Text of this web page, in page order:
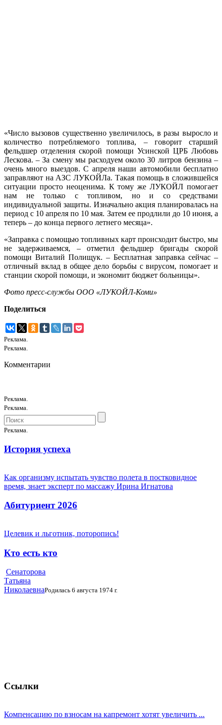
«Число вызовов существенно увеличилось, в разы выросло и
количество потребляемого топлива, – говорит старший
фельдшер отделения скорой помощи Усинской ЦРБ Любовь
Лескова. – За смену мы расходуем около 30 литров бензина –
очень много выездов. С апреля наши автомобили бесплатно
заправляют на АЗС ЛУКОЙЛа. Такая помощь в сложившейся
ситуации просто неоценима. К тому же ЛУКОЙЛ помогает
нам не только с топливом, но и со средствами
индивидуальной защиты. Изначально акция планировалась на
период с 10 апреля по 10 мая. Затем ее продлили до 10 июня, а
теперь – до конца первого летнего месяца».
«Заправка с помощью топливных карт происходит быстро, мы
не задерживаемся, – отметил фельдшер бригады скорой
помощи Виталий Полищук. – Бесплатная заправка сейчас –
отличный вклад в общее дело борьбы с вирусом, помогает и
станции скорой помощи, и экономит бюджет больницы».
Фото пресс-службы ООО «ЛУКОЙЛ-Коми»
Поделиться
Реклама.
Реклама.
Комментарии
Реклама.
Реклама.
Реклама.
История успеха
Как организму испытать чувство полета в постковидное
время, знает эксперт по массажу Ирина Игнатова
Абитуриент 2026
Целевик и льготник, поторопись!
Кто есть кто
Сенаторова
Татьяна
НиколаевнаРодилась 6 августа 1974 г.
Ссылки
Компенсацию по взносам на капремонт хотят увеличить ...